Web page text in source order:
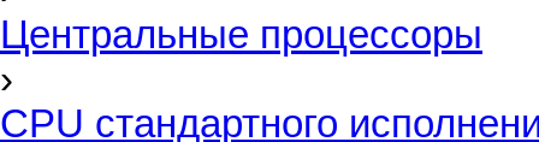
Центральные процессоры
›
CPU стандартного